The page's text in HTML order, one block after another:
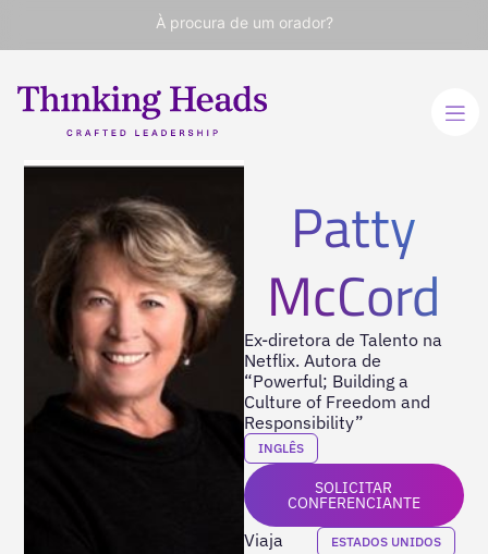
À procura de um orador?
Patty
McCord
Ex-diretora de Talento na
Netflix. Autora de
“Powerful; Building a
Culture of Freedom and
Responsibility”
INGLÊS
SOLICITAR
CONFERENCIANTE
Viaja
ESTADOS UNIDOS